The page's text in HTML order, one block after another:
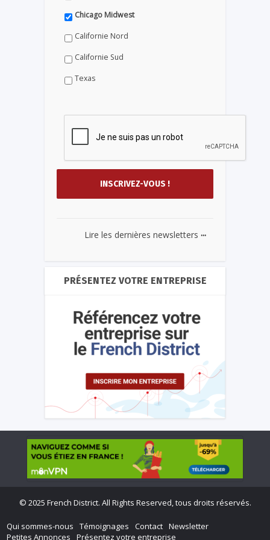
Chicago Midwest
Californie Nord
Californie Sud
Texas
Lire les dernières newsletters ...
PRÉSENTEZ VOTRE ENTREPRISE
© 2025 French District. All Rights Reserved, tous droits réservés.
Qui sommes-nous Témoignages Contact Newsletter
Petites Annonces
Présentez votre entreprise